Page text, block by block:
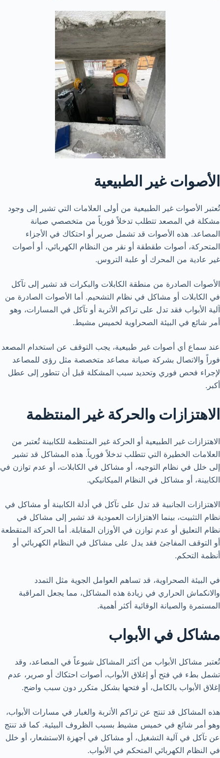
الأصوات غير الطبيعية
تُعتبر الأصوات غير الطبيعية من أولى العلامات التي تشير إلى وجود
مشكلة في المصعد تتطلب تدخلاً فورياً من متخصصي صيانة
المصاعد. هذه الأصوات قد تشمل صرير أو احتكاك في الأجزاء
المتحركة، أصوات طقطقة أو نقر من النظام الكهربائي، أو أصوات
غير عادية من المحرك أو علبة التروس.
الأصوات الصادرة من منطقة الكابلات والبكرات قد تشير إلى تآكل
في الكابلات أو مشاكل في نظام التشحيم. أما الأصوات الصادرة من
آلية الأبواب فقد تدل على تراكم الأتربة أو تآكل في المسارات، وهو
أمر شائع في البيئة الصحراوية لخميس مشيط.
عند سماع أي أصوات غير طبيعية، يجب التوقف عن استخدام المصعد
فوراً والاتصال بشركة صيانة مصاعد متخصصة مثل رؤى للمصاعد
لإجراء فحص فوري وتحديد سبب المشكلة قبل أن تتطور إلى عطل
أكبر.
الاهتزازات والحركة غير المنتظمة
الاهتزازات غير الطبيعية أو الحركة غير المنتظمة للكابينة تُعتبر من
العلامات الخطيرة التي تتطلب تدخلاً فورياً. هذه المشاكل قد تشير
إلى خلل في نظام التوجيه، أو مشاكل في الكابلات، أو عدم توازن في
الكابينة، أو مشاكل في النظام الميكانيكي.
الاهتزازات الجانبية قد تدل على تآكل في أدلة الكابينة أو مشاكل في
نظام التثبيت، بينما الاهتزازات العمودية قد تشير إلى مشاكل في
نظام التعليق أو عدم توازن في الأوزان المقابلة. أما الحركة المتقطعة
أو التوقف المفاجئ فقد يدل على مشاكل في النظام الكهربائي أو
أنظمة التحكم.
في البيئة الصحراوية، قد تساهم العوامل الجوية مثل التمدد
والانكماش الحراري في زيادة هذه المشاكل، مما يجعل المراقبة
المستمرة والصيانة الوقائية أكثر أهمية.
مشاكل في الأبواب
تُعتبر مشاكل الأبواب من أكثر المشاكل شيوعاً في المصاعد، وقد
تشمل بطء في فتح أو إغلاق الأبواب، أصوات احتكاك أو صرير، عدم
إغلاق الأبواب بالكامل، أو فتحها بشكل متكرر دون سبب واضح.
هذه المشاكل قد تنتج عن تراكم الأتربة والغبار في مسارات الأبواب،
وهو أمر شائع في خميس مشيط بسبب الظروف البيئية. كما قد تنتج
عن تآكل في آلية التشغيل، أو مشاكل في أجهزة الاستشعار، أو خلل
في النظام الكهربائي المتحكم في الأبواب.